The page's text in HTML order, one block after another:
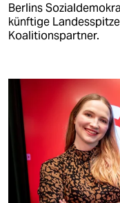
Berlins
künftige
Koalitionspartner.